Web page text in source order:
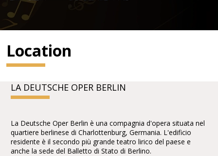
Location
LA DEUTSCHE OPER BERLIN
La Deutsche Oper Berlin è una compagnia d'opera situata nel
quartiere berlinese di Charlottenburg, Germania. L'edificio
residente è il secondo più grande teatro lirico del paese e
anche la sede del Balletto di Stato di Berlino.